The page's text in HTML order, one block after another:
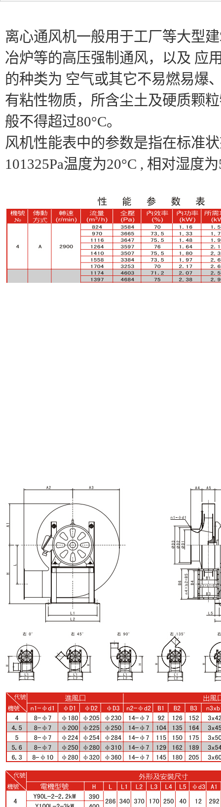
离心通风机一般用于工厂等大型
冶炉等的高压强制通风，以及 应
的种类为 空气或其它不易燃易爆
有粘性物质，所含尘土及硬质颗
般不得超过80°C。
风机性能表中的参数是指在标准
101325Pa温度为20°C , 相对湿度